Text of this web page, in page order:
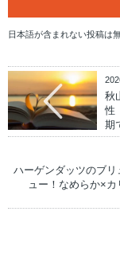
日本語が含まれない投稿は
秋
性
期
ハーゲンダッツのブ
ュー！なめらか×